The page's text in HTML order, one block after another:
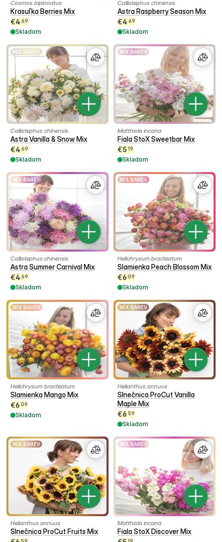
Cosmos bipinnatus
Krasuľka Berries Mix
€4 69
Skladom
Callistephus chinensis
Astra Raspberry Season Mix
€4 69
Skladom
MIX BAREV
Callistephus chinensis
Astra Vanilla & Snow Mix
€4 69
Skladom
MIX BAREV
Matthiola incana
Fiala StoX Sweetbar Mix
€5 19
Skladom
MIX BAREV
Callistephus chinensis
Astra Summer Carnival Mix
€4 69
Skladom
MIX BAREV
Helichrysum bracteatum
Slamienka Peach Blossom Mix
€6 09
Skladom
MIX BAREV
Helichrysum bracteatum
Slamienka Mango Mix
€6 09
Skladom
MIX BAREV
Helianthus annuus
Slnečnica ProCut Vanilla
Maple Mix
€6 59
Skladom
MIX BAREV
Helianthus annuus
Slnečnica ProCut Fruits Mix
MIX BAREV
Matthiola incana
Fiala StoX Discover Mix